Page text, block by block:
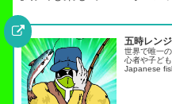
五時レン
世界で唯一
心者や子ど
Japanese